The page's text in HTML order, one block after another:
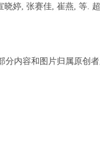
, 张赛佳, 崔燕, 等. 超高
分内容和图片归属原创